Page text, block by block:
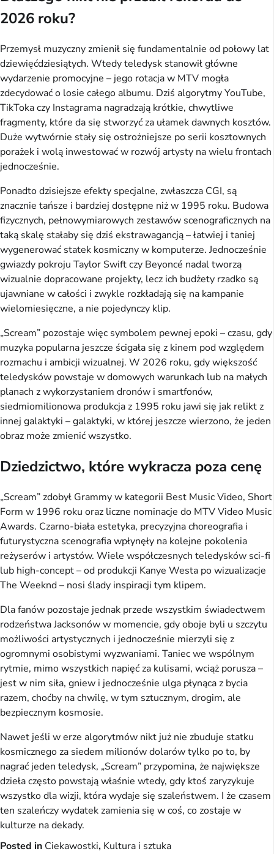
2026 roku?
Przemysł muzyczny zmienił się fundamentalnie od połowy lat
dziewięćdziesiątych. Wtedy teledysk stanowił główne
wydarzenie promocyjne – jego rotacja w MTV mogła
zdecydować o losie całego albumu. Dziś algorytmy YouTube,
TikToka czy Instagrama nagradzają krótkie, chwytliwe
fragmenty, które da się stworzyć za ułamek dawnych kosztów.
Duże wytwórnie stały się ostrożniejsze po serii kosztownych
porażek i wolą inwestować w rozwój artysty na wielu frontach
jednocześnie.
Ponadto dzisiejsze efekty specjalne, zwłaszcza CGI, są
znacznie tańsze i bardziej dostępne niż w 1995 roku. Budowa
fizycznych, pełnowymiarowych zestawów scenograficznych na
taką skalę stałaby się dziś ekstrawagancją – łatwiej i taniej
wygenerować statek kosmiczny w komputerze. Jednocześnie
gwiazdy pokroju Taylor Swift czy Beyoncé nadal tworzą
wizualnie dopracowane projekty, lecz ich budżety rzadko są
ujawniane w całości i zwykle rozkładają się na kampanie
wielomiesięczne, a nie pojedynczy klip.
„Scream” pozostaje więc symbolem pewnej epoki – czasu, gdy
muzyka popularna jeszcze ścigała się z kinem pod względem
rozmachu i ambicji wizualnej. W 2026 roku, gdy większość
teledysków powstaje w domowych warunkach lub na małych
planach z wykorzystaniem dronów i smartfonów,
siedmiomilionowa produkcja z 1995 roku jawi się jak relikt z
innej galaktyki – galaktyki, w której jeszcze wierzono, że jeden
obraz może zmienić wszystko.
Dziedzictwo, które wykracza poza cenę
„Scream” zdobył Grammy w kategorii Best Music Video, Short
Form w 1996 roku oraz liczne nominacje do MTV Video Music
Awards. Czarno-biała estetyka, precyzyjna choreografia i
futurystyczna scenografia wpłynęły na kolejne pokolenia
reżyserów i artystów. Wiele współczesnych teledysków sci-fi
lub high-concept – od produkcji Kanye Westa po wizualizacje
The Weeknd – nosi ślady inspiracji tym klipem.
Dla fanów pozostaje jednak przede wszystkim świadectwem
rodzeństwa Jacksonów w momencie, gdy oboje byli u szczytu
możliwości artystycznych i jednocześnie mierzyli się z
ogromnymi osobistymi wyzwaniami. Taniec we wspólnym
rytmie, mimo wszystkich napięć za kulisami, wciąż porusza –
jest w nim siła, gniew i jednocześnie ulga płynąca z bycia
razem, choćby na chwilę, w tym sztucznym, drogim, ale
bezpiecznym kosmosie.
Nawet jeśli w erze algorytmów nikt już nie zbuduje statku
kosmicznego za siedem milionów dolarów tylko po to, by
nagrać jeden teledysk, „Scream” przypomina, że największe
dzieła często powstają właśnie wtedy, gdy ktoś zaryzykuje
wszystko dla wizji, która wydaje się szaleństwem. I że czasem
ten szaleńczy wydatek zamienia się w coś, co zostaje w
kulturze na dekady.
Posted in Ciekawostki, Kultura i sztuka